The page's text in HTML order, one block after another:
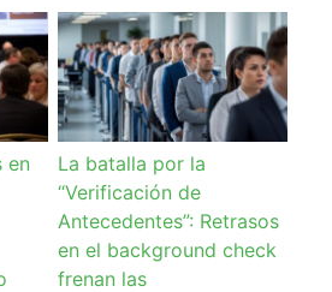
en
La batalla por la
“Verificación de
Antecedentes”: Retrasos
en el background check
frenan las